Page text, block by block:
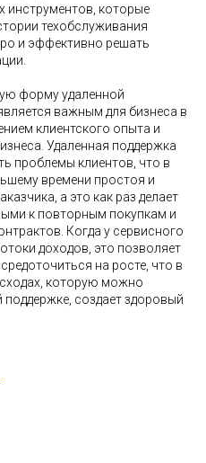
инструментов, которые
техобслуживания
и эффективно решать
форму удаленной
является важным для бизнеса в
клиентского опыта и
Удаленная поддержка
проблемы клиентов, что в
времени простоя и
а это как раз делает
к повторным покупкам и
Когда у сервисного
доходов, это позволяет
на росте, что в
которую можно
поддержке, создает здоровый